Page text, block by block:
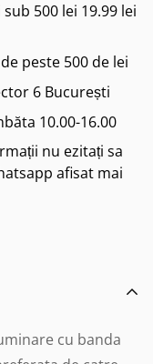
500 lei 19.99 lei
peste 500 de lei
6 București
10.00-16.00
nu ezitați sa
afisat mai
cu banda